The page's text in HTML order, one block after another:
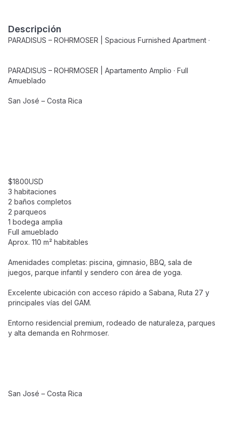
Descripción
PARADISUS – ROHRMOSER | Spacious Furnished Apartment ·
PARADISUS – ROHRMOSER | Apartamento Amplio · Full
Amueblado
San José – Costa Rica
$1800USD
3 habitaciones
2 baños completos
2 parqueos
1 bodega amplia
Full amueblado
Aprox. 110 m² habitables
Amenidades completas: piscina, gimnasio, BBQ, sala de
juegos, parque infantil y sendero con área de yoga.
Excelente ubicación con acceso rápido a Sabana, Ruta 27 y
principales vías del GAM.
Entorno residencial premium, rodeado de naturaleza, parques
y alta demanda en Rohrmoser.
San José – Costa Rica